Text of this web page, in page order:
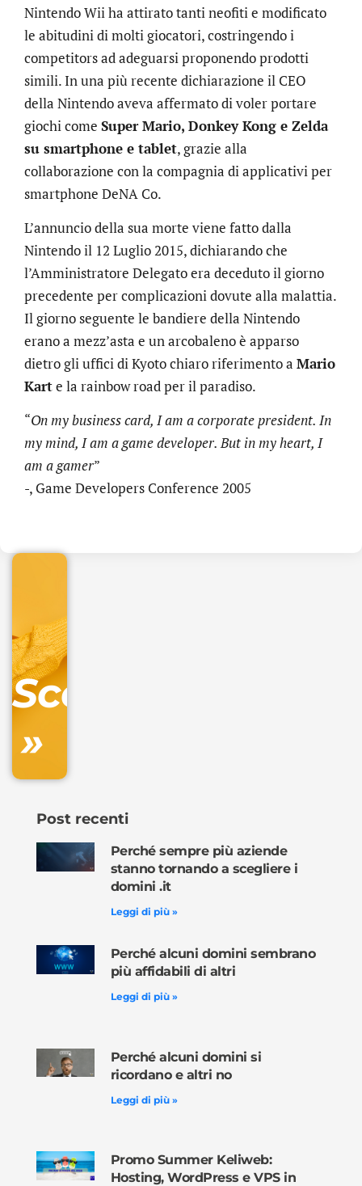
Nintendo Wii ha attirato tanti neofiti e modificato
le abitudini di molti giocatori, costringendo i
competitors ad adeguarsi proponendo prodotti
simili. In una più recente dichiarazione il CEO
della Nintendo aveva affermato di voler portare
giochi come Super Mario, Donkey Kong e Zelda
su smartphone e tablet, grazie alla
collaborazione con la compagnia di applicativi per
smartphone DeNA Co.
L’annuncio della sua morte viene fatto dalla
Nintendo il 12 Luglio 2015, dichiarando che
l’Amministratore Delegato era deceduto il giorno
precedente per complicazioni dovute alla malattia.
Il giorno seguente le bandiere della Nintendo
erano a mezz’asta e un arcobaleno è apparso
dietro gli uffici di Kyoto chiaro riferimento a Mario
Karte la rainbow road per il paradiso.
“On my business card, I am a corporate president. In
my mind, I am a game developer. But in my heart, I
am a gamer”
-, Game Developers Conference 2005
Scopri
»
.online
Post recenti
Perché sempre più aziende
stanno tornando a scegliere i
domini .it
Leggi di più »
Perché alcuni domini sembrano
più affidabili di altri
Leggi di più »
Perché alcuni domini si
ricordano e altri no
Leggi di più »
Promo Summer Keliweb:
Hosting, WordPress e VPS in